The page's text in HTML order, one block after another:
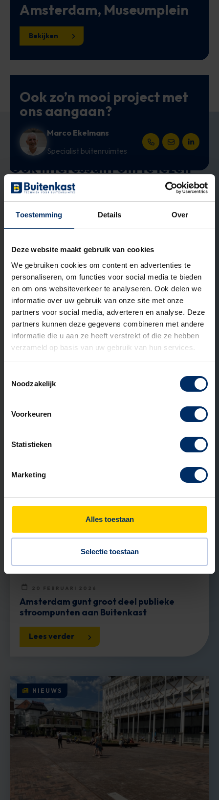
Toestemming Details Over
Deze website maakt gebruik van cookies
We gebruiken cookies om content en advertenties te
personaliseren, om functies voor social media te bieden
en om ons websiteverkeer te analyseren. Ook delen we
informatie over uw gebruik van onze site met onze
partners voor social media, adverteren en analyse. Deze
partners kunnen deze gegevens combineren met andere
informatie die u aan ze heeft verstrekt of die ze hebben
verzameld op basis van uw gebruik van hun services.
Noodzakelijk
Voorkeuren
Statistieken
Marketing
Alles toestaan
Selectie toestaan
Amsterdam, Museumplein
Bekijken
Ook zo’n mooi project met
ons aangaan?
Marco Ekelmans
Specialist buitenruimtes
Open het contact
Open het
Ook interessant om te lezen
Kunststof of RVS straatkast: welk
31 MEI 2026
Amsterdam gunt groot deel publieke
stroompunten aan Buitenkast
20 FEBRUARI 2026
Lees verder
NIEUWS